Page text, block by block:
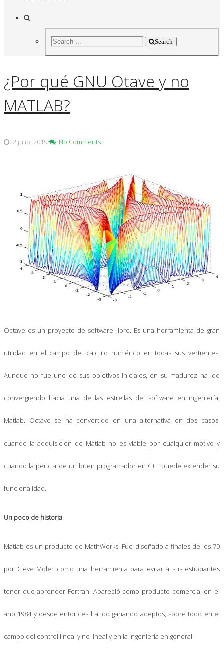
Search
¿Por qué GNU Otave y no
MATLAB?
22 julio, 2019/ No Comments
Octave es un proyecto de software libre. Es una herramienta de gran
utilidad en el campo del cálculo numérico en todas sus vertientes.
Aunque no fue uno de sus objetivos iniciales, en su madurez ha ido
convergiendo hacia una de las estrellas del software en ingeniería,
Matlab. Octave se ha convertido en una alternativa en dos casos:
cuando la adquisición de Matlab no es viable por cualquier motivo y
cuando la pericia de un buen programador en C++ puede extender su
funcionalidad.
Un poco de historia
Matlab es un producto de MathWorks. Fue diseñado a finales de los 70
por Cleve Moler como una herramienta para evitar a sus estudiantes
tener que aprender Fortran. Apareció como producto comercial en el
año 1984 y desde entonces ha ido ganando adeptos, sobre todo en el
campo del control lineal y no lineal y en la ingeniería en general.